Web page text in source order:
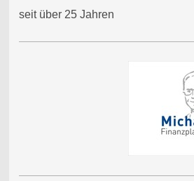
seit über 25 Jahren